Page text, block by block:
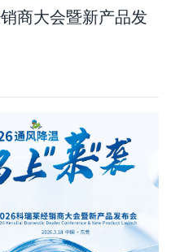
商大会暨新产品发